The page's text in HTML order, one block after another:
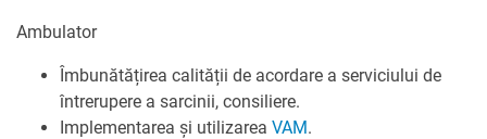
Ambulator
Îmbunătățirea calității de acordare a serviciului de
întrerupere a sarcinii, consiliere.
Implementarea și utilizarea VAM.